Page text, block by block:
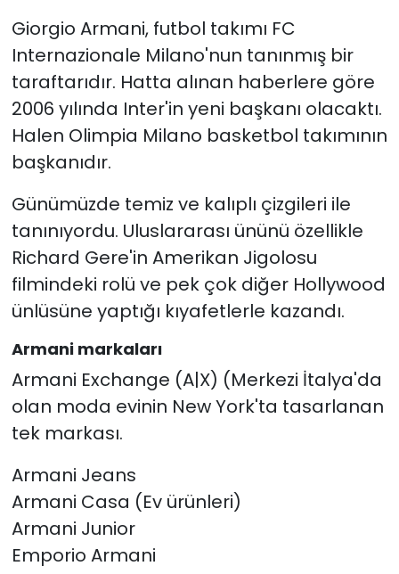
Giorgio Armani, futbol takımı FC
Internazionale Milano'nun tanınmış bir
taraftarıdır. Hatta alınan haberlere göre
2006 yılında Inter'in yeni başkanı olacaktı.
Halen Olimpia Milano basketbol takımının
başkanıdır.
Günümüzde temiz ve kalıplı çizgileri ile
tanınıyordu. Uluslararası ününü özellikle
Richard Gere'in Amerikan Jigolosu
filmindeki rolü ve pek çok diğer Hollywood
ünlüsüne yaptığı kıyafetlerle kazandı.
Armani markaları
Armani Exchange (A|X) (Merkezi İtalya'da
olan moda evinin New York'ta tasarlanan
tek markası.
Armani Jeans
Armani Casa (Ev ürünleri)
Armani Junior
Emporio Armani